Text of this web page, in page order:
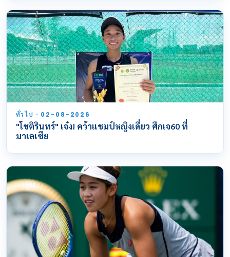
ทั่วไป · 02-08-2026
"โชติรินทร์" เจ๋ง! คว้าแชมป์หญิงเดี่ยว ศึกเจ60 ที่
มาเลเซีย